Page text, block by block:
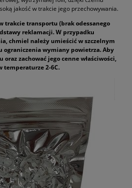
jakość w trakcie jego przechowywania.
trakcie transportu (brak odessanego
reklamacji. W przypadku
chmiel należy umieścić w szczelnym
ograniczenia wymiany powietrza. Aby
oraz zachować jego cenne właściwości,
temperaturze 2-6C.